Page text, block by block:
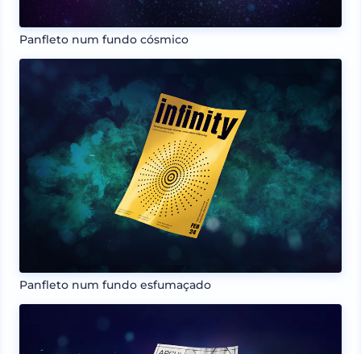
Panfleto num fundo cósmico
Panfleto num fundo esfumaçado